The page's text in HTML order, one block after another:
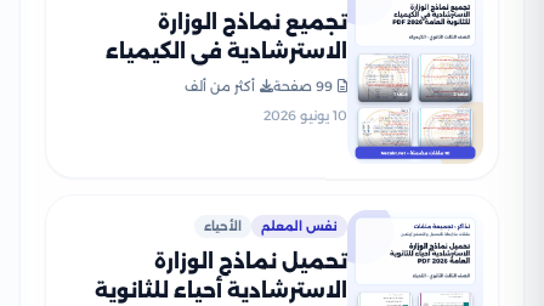
تجميع نماذج الوزارة
الاسترشادية في الكيمياء
للثانوية العامة 2026 PDF
99 صفحة
أكثر من ألف
10 يونيو 2026
نفس المعلم الأحياء
تحميل نماذج الوزارة
الاسترشادية أحياء للثانوية